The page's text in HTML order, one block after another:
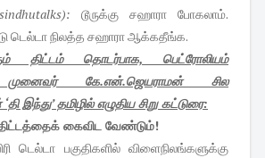
டூருக்கு சஹாரா போகலாம்.
டெல்டா நிலத்த சஹாரா ஆக்கதீங்க.
திட்டம் தொடர்பாக, பெட்ரோலியம்
கே.என்.ஜெயராமன் சில
இந்து’ தமிழில் எழுதிய சிறு கட்டுரை:
கைவிட வேண்டும்!
டெல்டா பகுதிகளில் விளைநிலங்களுக்கு